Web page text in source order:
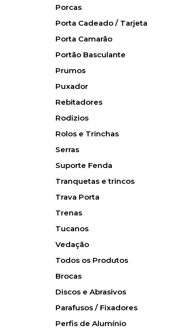
Porcas
Porta Cadeado / Tarjeta
Porta Camarão
Portão Basculante
Prumos
Puxador
Rebitadores
Rodizios
Rolos e Trinchas
Serras
Suporte Fenda
Tranquetas e trincos
Trava Porta
Trenas
Tucanos
Vedação
Todos os Produtos
Brocas
Discos e Abrasivos
Parafusos / Fixadores
Perfis de Alumínio